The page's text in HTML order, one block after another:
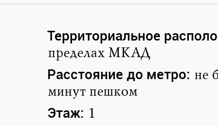
Территориальное
пределах МКАД
Расстояние до метро: не
минут пешком
Этаж: 1